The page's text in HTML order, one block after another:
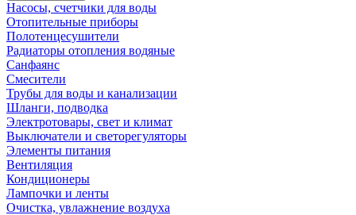
Насосы, счетчики для воды
Отопительные приборы
Полотенцесушители
Радиаторы отопления водяные
Санфаянс
Смесители
Трубы для воды и канализации
Шланги, подводка
Электротовары, свет и климат
Выключатели и светорегуляторы
Элементы питания
Вентиляция
Кондиционеры
Лампочки и ленты
Очистка, увлажнение воздуха